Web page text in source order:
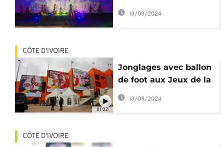
restaurateurs
mécontents du
13/08/2024
01:22
CÔTE D'IVOIRE
Jonglages avec ballon
de foot aux Jeux de la
Francophonie [no
comment]
13/08/2024
CÔTE D'IVOIRE